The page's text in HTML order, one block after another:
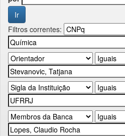
Filtros correntes: